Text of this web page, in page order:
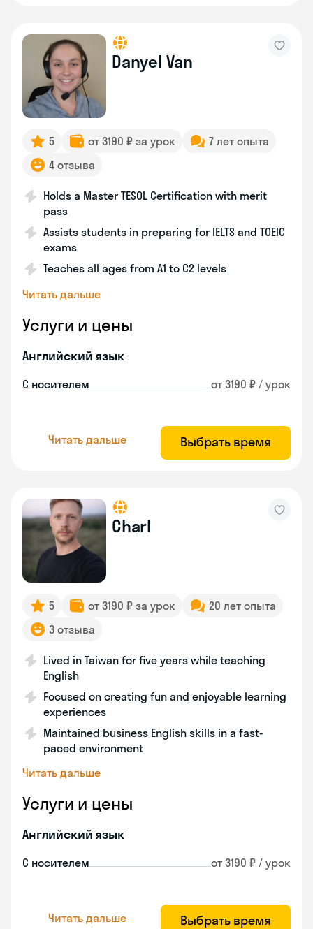
Danyel Van
5 от 3190 ₽ за урок
7 лет опыта
4 отзыва
Holds a Master TESOL Certification with merit
pass
Assists students in preparing for IELTS and TOEIC
exams
Teaches all ages from A1 to C2 levels
Читать дальше
Услуги и цены
Английский язык
С носителем от 3190 ₽ / урок
Читать дальше Выбрать время
Charl
5 от 3190 ₽ за урок
20 лет опыта
3 отзыва
Lived in Taiwan for five years while teaching
English
Focused on creating fun and enjoyable learning
experiences
Maintained business English skills in a fast-
paced environment
Читать дальше
Услуги и цены
Английский язык
С носителем от 3190 ₽ / урок
Читать дальше Выбрать время